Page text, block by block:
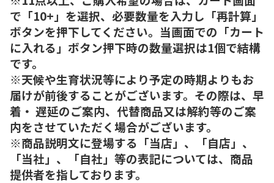
で「10+」を選択、必要数量を入力し「再計算」
ボタンを押下してください。当画面での「カート
に入れる」ボタン押下時の数量選択は1個で結構
です。
※天候や生育状況等により予定の時期よりもお
届けが前後することがございます。その際は、早
着・ 遅延のご案内、代替商品又は解約等のご案
内をさせていただく場合がございます。
※商品説明文に登場する「当店」、「自店」、
「当社」、「自社」等の表記については、商品
提供者を指しております。